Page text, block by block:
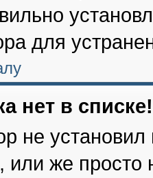
для
нет в списке!
не
или же просто